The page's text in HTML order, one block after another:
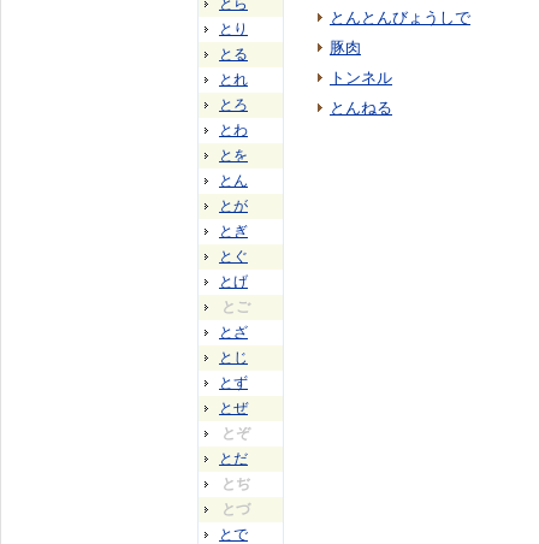
とら
とり
とる
とれ
とろ
とわ
とを
とん
とが
とぎ
とぐ
とげ
とご
とざ
とじ
とず
とぜ
とぞ
とだ
とぢ
とづ
とで
とんとんびょうしで
豚肉
トンネル
とんねる